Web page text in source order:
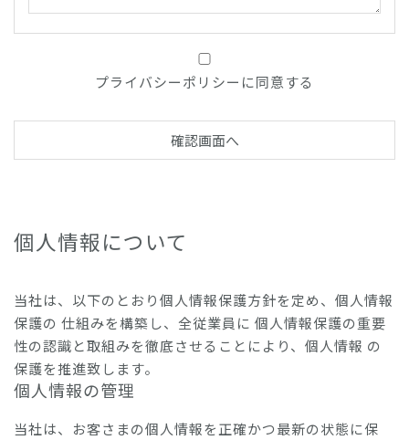
プライバシーポリシーに同意する
個人情報について
当社は、以下のとおり個人情報保護方針を定め、個人情報
保護の 仕組みを構築し、全従業員に 個人情報保護の重要
性の認識と取組みを徹底させることにより、個人情報 の
保護を推進致します。
個人情報の管理
当社は、お客さまの個人情報を正確かつ最新の状態に保